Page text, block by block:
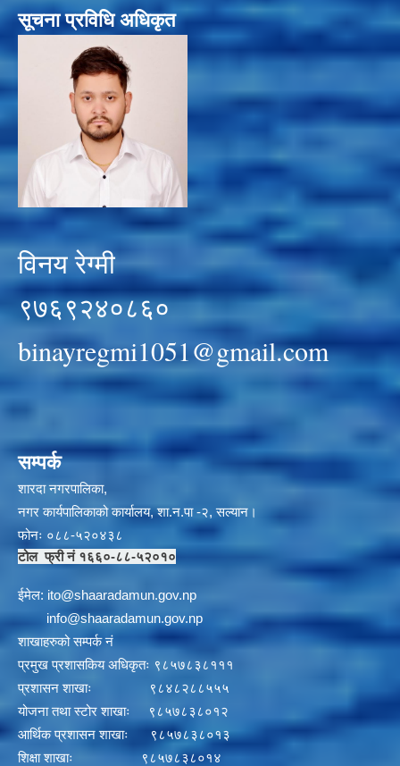
सूचना प्रविधि अधिकृत
विनय रेग्मी
९७६९२४०८६०
binayregmi1051@gmail.com
सम्पर्क
शारदा नगरपालिका,
नगर कार्यपालिकाको कार्यालय, शा.न.पा -२, सल्यान।
फोनः ०८८-५२०४३८
टोल फ्री नं १६६०-८८-५२०१०
ईमेल: ito@shaaradamun.gov.np
info@shaaradamun.gov.np
शाखाहरुको सम्पर्क नं
प्रमुख प्रशासकिय अधिकृतः ९८५७८३८१११
प्रशासन शाखाः ९८४८२८८५५५
योजना तथा स्टोर शाखाः ९८५७८३८०१२
आर्थिक प्रशासन शाखाः ९८५७८३८०१३
शिक्षा शाखाः ९८५७८३८०१४